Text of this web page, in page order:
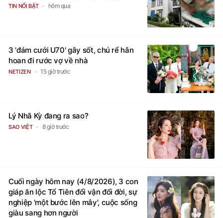
TIN NỔI BẬT hôm qua
3 'đám cưới U70' gây sốt, chú rể hân
hoan đi rước vợ về nhà
NETIZEN 15 giờ trước
Lý Nhã Kỳ đang ra sao?
SAO VIỆT 8 giờ trước
Cuối ngày hôm nay (4/8/2026), 3 con
giáp ăn lộc Tổ Tiên đổi vận đổi đời, sự
nghiệp 'một bước lên mây', cuộc sống
giàu sang hơn người